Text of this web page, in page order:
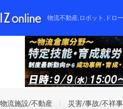
物流不動産,ロボット,ドロ
物流施設/不動産 災害/事故/不祥事